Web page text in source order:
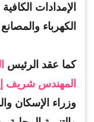
الإمدادات
الكهرباء
كما عقد الرئيس
المهندس شريف
وزراء الإسكان